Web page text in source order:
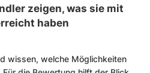
zeigen, was sie mit
haben
wissen, welche Möglichkeiten